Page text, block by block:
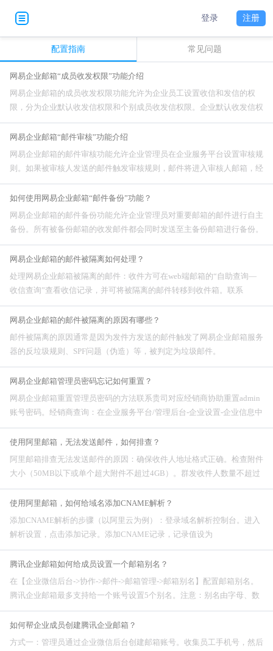
登录 注册
配置指南 常见问题
网易企业邮箱“成员收发权限”功能介绍
网易企业邮箱的成员收发权限功能允许为企业员工设置收信和发信的权
限，分为企业默认收发信权限和个别成员收发信权限。企业默认收发信权
限设置后，全员默认遵循这一权限（除非设置了独立的收发信权限）。个
别成员收发信权限允许设置单独的收发权限，一旦设置，
网易企业邮箱“邮件审核”功能介绍
网易企业邮箱的邮件审核功能允许企业管理员在企业服务平台设置审核规
则。如果被审核人发送的邮件触发审核规则，邮件将进入审核人邮箱，经
过审核人同意后才能发出。需要注意的是，这一功能仅适用于使用HM系
统的用户，并且不是默认开放的，需要经销商开通。
如何使用网易企业邮箱“邮件备份”功能？
网易企业邮箱的邮件备份功能允许企业管理员对重要邮箱的邮件进行自主
备份。所有被备份邮箱的收发邮件都会同时发送至主备份邮箱进行备份。
需要注意的是，只有从设置生效后的邮件才会被备份，之前的邮件不会备
份。如果来信过多，可能导致备份邮箱满，建议及时使
网易企业邮箱的邮件被隔离如何处理？
处理网易企业邮箱被隔离的邮件：收件方可在web端邮箱的“自助查询—
收信查询”查看收信记录，并可将被隔离的邮件转移到收件箱。联系
admin管理员将发件方添加到域白名单，避免邮件被拦截。如果域
网易企业邮箱的邮件被隔离的原因有哪些？
邮件被隔离的原因通常是因为发件方发送的邮件触发了网易企业邮箱服务
器的反垃圾规则、SPF问题（伪造）等，被判定为垃圾邮件。
网易企业邮箱管理员密码忘记如何重置？
网易企业邮箱重置管理员密码的方法联系贵司对应经销商协助重置admin
账号密码。经销商查询：在企业服务平台/管理后台-企业设置-企业信息中
查询。联系网易官方客服：邮箱kf@office.163.com，电话95163188，或
使用阿里邮箱，无法发送邮件，如何排查？
阿里邮箱排查无法发送邮件的原因：确保收件人地址格式正确。检查附件
大小（50MB以下或单个超大附件不超过4GB）。群发收件人数量不超过
300。检查客户端设置。如收到退信，参考阿里邮箱退信报错解决方法。
控制发信频率与
使用阿里邮箱，如何给域名添加CNAME解析？
添加CNAME解析的步骤（以阿里云为例）：登录域名解析控制台。进入
解析设置，点击添加记录。添加CNAME记录，记录值设为
qiye.aliyun.com。确认添加。
腾讯企业邮箱如何给成员设置一个邮箱别名？
在【企业微信后台->协作->邮件->邮箱管理->邮箱别名】配置邮箱别名。
腾讯企业邮箱最多支持给一个账号设置5个别名。注意：别名由字母、数
字组成，符号不能放在开头或结尾，也不能连续出现。支持单个或全部清
除别
如何帮企业成员创建腾讯企业邮箱？
方式一：管理员通过企业微信后台创建邮箱账号。收集员工手机号，然后